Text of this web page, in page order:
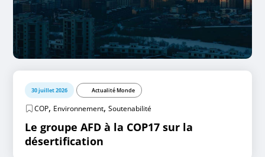
30 juillet 2026 Actualité Monde
COP, Environnement,Soutenabilité
Le groupe AFD à la COP17 sur la
désertification